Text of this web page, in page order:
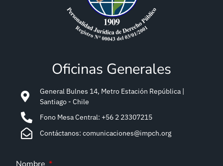
Oficinas Generales
General Bulnes 14, Metro Estación República |
Santiago - Chile
Fono Mesa Central: +56 2 23307215
Contáctanos: comunicaciones@impch.org